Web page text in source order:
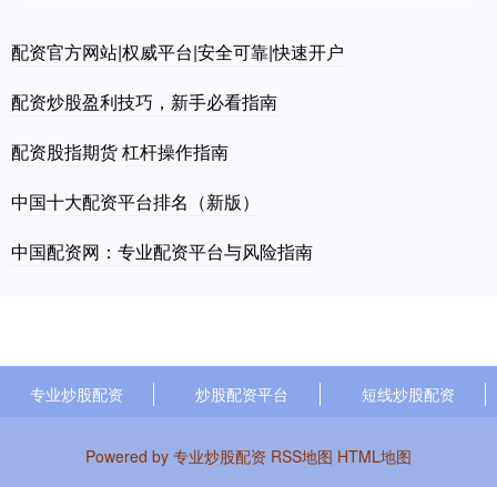
配资官方网站|权威平台|安全可靠|快速开户
配资炒股盈利技巧，新手必看指南
配资股指期货 杠杆操作指南
中国十大配资平台排名（新版）
中国配资网：专业配资平台与风险指南
专业炒股配资 炒股配资平台 短线炒股配资
Powered by 专业炒股配资 RSS地图 HTML地图